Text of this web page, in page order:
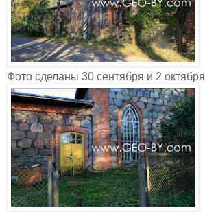
Фото сделаны 30 сентября и 2 октября